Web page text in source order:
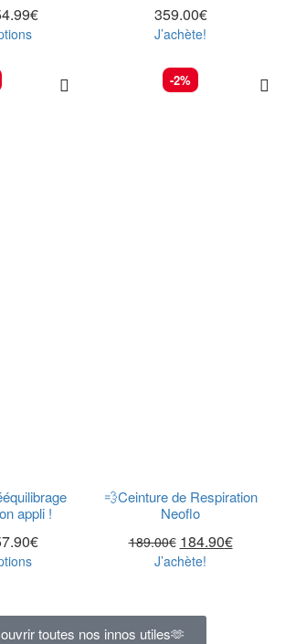
€ 359.00€
J’achète!
appli !
€
-2%
💨Ceinture de Respiration
Neoflo
189.00€ 184.90€
J’achète!
toutes nos innos utiles🫶